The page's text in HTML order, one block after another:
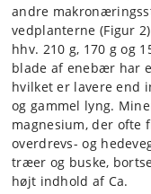
andre
vedplanterne (Figur
hhv. 210 g, 170 g og
blade af enebær har
hvilket er lavere end
og gammel lyng.
magnesium, der
overdrevs- og
træer og buske,
højt indhold af Ca.